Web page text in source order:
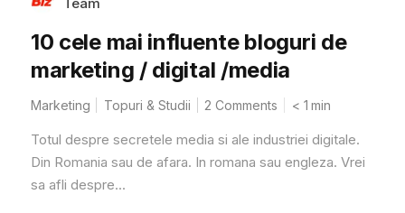
10 cele mai influente bloguri de
marketing / digital /media
Marketing Topuri & Studii 2 Comments < 1 min
Totul despre secretele media si ale industriei digitale.
Din Romania sau de afara. In romana sau engleza. Vrei
sa afli despre...